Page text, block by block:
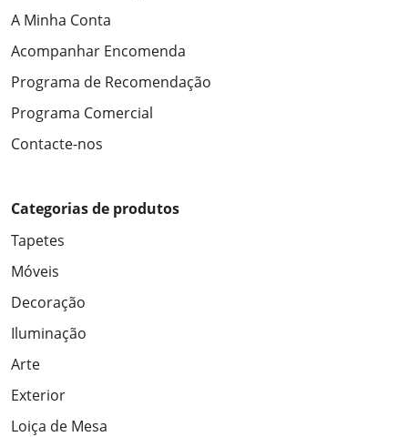
A Minha Conta
Acompanhar Encomenda
Programa de Recomendação
Programa Comercial
Contacte-nos
Categorias de produtos
Tapetes
Móveis
Decoração
Iluminação
Arte
Exterior
Loiça de Mesa